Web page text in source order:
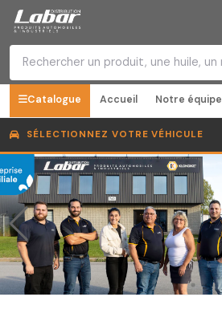
Catalogue Accueil Notre équipe
SÉLECTIONNEZ VOTRE VÉHICULE